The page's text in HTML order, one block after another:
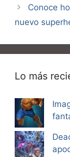
Conoce
nuevo
Lo más